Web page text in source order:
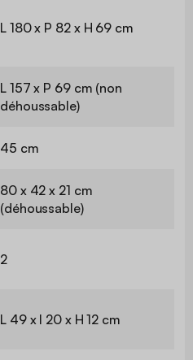
L 180 x P 82 x H 69 cm
L 157 x P 69 cm (non
déhoussable)
45 cm
80 x 42 x 21 cm
(déhoussable)
2
L 49 x l 20 x H 12 cm